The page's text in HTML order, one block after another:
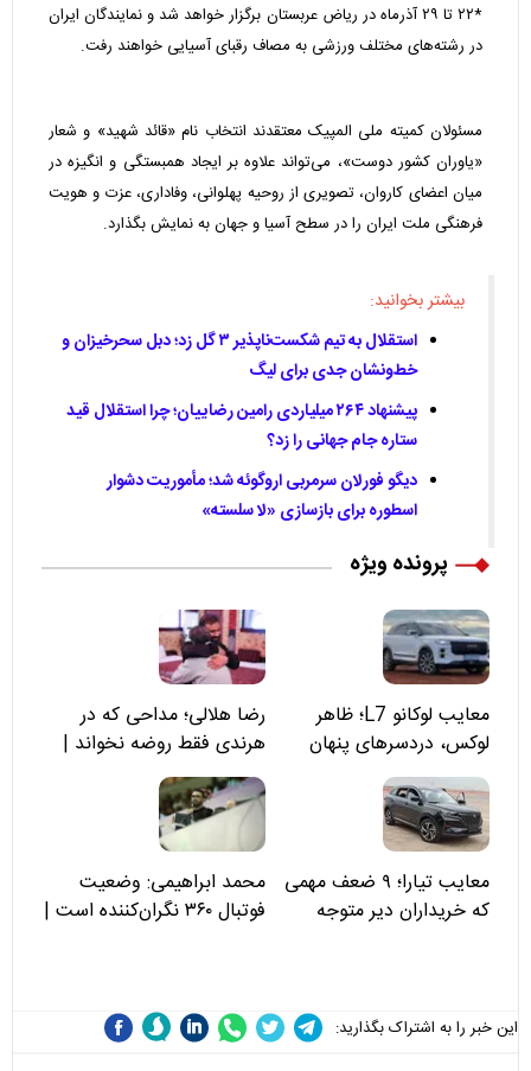
*۲۲ تا ۲۹ آذرماه در ریاض عربستان برگزار خواهد شد و نمایندگان ایران
در رشته‌های مختلف ورزشی به مصاف رقبای آسیایی خواهند رفت.
مسئولان کمیته ملی المپیک معتقدند انتخاب نام «قائد شهید» و شعار
«یاوران کشور دوست»، می‌تواند علاوه بر ایجاد همبستگی و انگیزه در
میان اعضای کاروان، تصویری از روحیه پهلوانی، وفاداری، عزت و هویت
فرهنگی ملت ایران را در سطح آسیا و جهان به نمایش بگذارد.
بیشتر بخوانید:
استقلال به تیم شکست‌ناپذیر ۳ گل زد؛ دبل سحرخیزان و
خط‌ونشان جدی برای لیگ
پیشنهاد ۲۶۴ میلیاردی رامین رضاییان؛ چرا استقلال قید
ستاره جام جهانی را زد؟
دیگو فورلان سرمربی اروگوئه شد؛ مأموریت دشوار
اسطوره برای بازسازی «لا سلسته»
پرونده ویژه
معایب لوکانو L7؛ ظاهر
لوکس، دردسرهای پنهان
رضا هلالی؛ مداحی که در
هرندی فقط روضه نخواند |
مسئولان «تکیه‌گاه آقا مرتضی
علی(ع)» را جدی‌تر ببینند
معایب تیارا؛ ۹ ضعف مهمی
که خریداران دیر متوجه
محمد ابراهیمی: وضعیت
فوتبال ۳۶۰ نگران‌کننده است |
این خبر را به اشتراک بگذارید: